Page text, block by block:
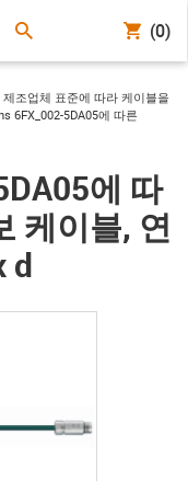
(0)
igus-icon-arrow-right
제조업체 표준에 따라 케이블을
arrow-right
6FX_002-5DA05에 따른
에 따
케이블, 연
d